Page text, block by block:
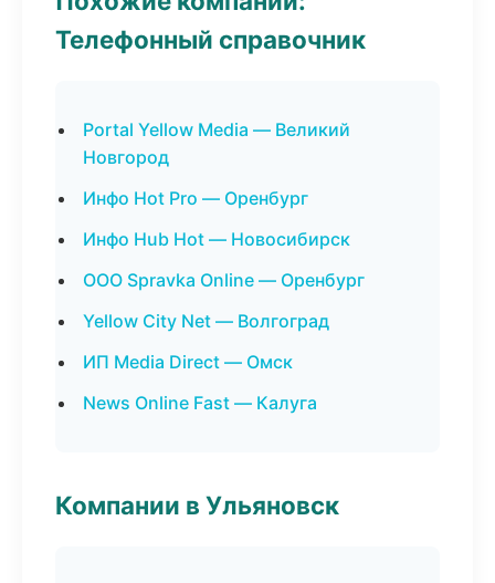
Телефонный справочник
Portal Yellow Media — Великий
Новгород
Инфо Hot Pro — Оренбург
Инфо Hub Hot — Новосибирск
ООО Spravka Online — Оренбург
Yellow City Net — Волгоград
ИП Media Direct — Омск
News Online Fast — Калуга
Компании в Ульяновск